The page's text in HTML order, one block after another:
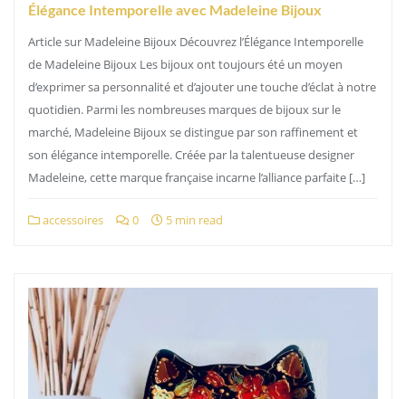
Élégance Intemporelle avec Madeleine Bijoux
Article sur Madeleine Bijoux Découvrez l’Élégance Intemporelle
de Madeleine Bijoux Les bijoux ont toujours été un moyen
d’exprimer sa personnalité et d’ajouter une touche d’éclat à notre
quotidien. Parmi les nombreuses marques de bijoux sur le
marché, Madeleine Bijoux se distingue par son raffinement et
son élégance intemporelle. Créée par la talentueuse designer
Madeleine, cette marque française incarne l’alliance parfaite […]
accessoires 0 5 min read